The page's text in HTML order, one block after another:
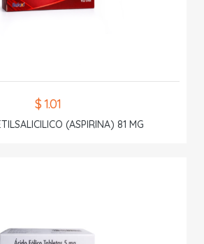
$ 1.01
(ASPIRINA) 81 MG